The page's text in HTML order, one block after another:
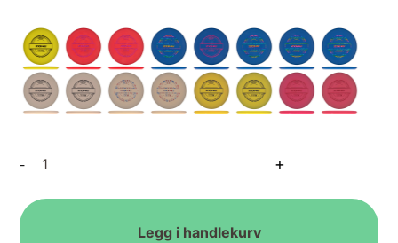
-
Line
antall
+
Legg i handlekurv